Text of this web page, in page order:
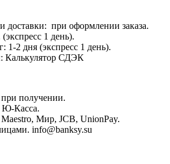
доставки: при оформлении заказа.
1 день).
1-2 дня (экспресс 1 день).
Калькулятор СДЭК
получении.
Ю-Касса.
Maestro, Мир, JCB, UnionPay.
info@banksy.su